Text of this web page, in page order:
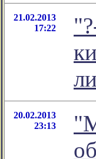
21.02.2013
17:22
20.02.2013
23:13